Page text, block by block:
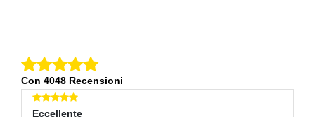
Con 4048 Recensioni
Eccellente